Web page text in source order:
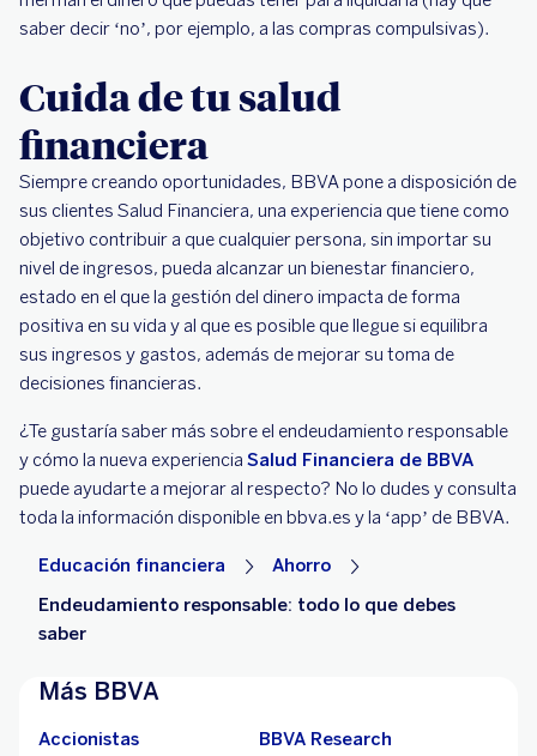
saber decir ‘no’, por ejemplo, a las compras compulsivas).
Cuida de tu salud
financiera
Siempre creando oportunidades, BBVA pone a disposición de
sus clientes Salud Financiera, una experiencia que tiene como
objetivo contribuir a que cualquier persona, sin importar su
nivel de ingresos, pueda alcanzar un bienestar financiero,
estado en el que la gestión del dinero impacta de forma
positiva en su vida y al que es posible que llegue si equilibra
sus ingresos y gastos, además de mejorar su toma de
decisiones financieras.
¿Te gustaría saber más sobre el endeudamiento responsable
y cómo la nueva experiencia Salud Financiera de BBVA
puede ayudarte a mejorar al respecto? No lo dudes y consulta
toda la información disponible en bbva.es y la ‘app’ de BBVA.
Educación financiera
Ahorro
Endeudamiento responsable: todo lo que debes
saber
Más BBVA
Accionistas
BBVA Research